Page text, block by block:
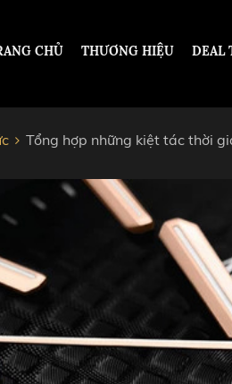
CHỦ THƯƠNG HIỆU
ROLEX
HUBLOT
AUDEMARS
CHOPARD
CARTIER
DEAL
Tổng hợp những kiệt tác thời